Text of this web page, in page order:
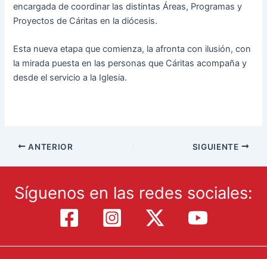
encargada de coordinar las distintas Áreas, Programas y
Proyectos de Cáritas en la diócesis.
Esta nueva etapa que comienza, la afronta con ilusión, con
la mirada puesta en las personas que Cáritas acompaña y
desde el servicio a la Iglesia.
ANTERIOR SIGUIENTE
Síguenos en las redes sociales: